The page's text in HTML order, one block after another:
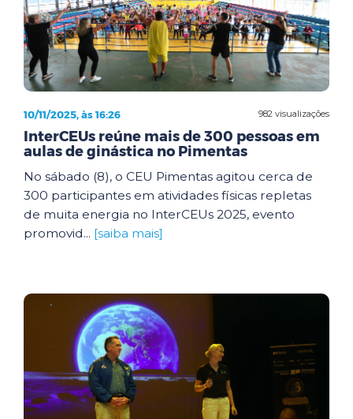
982 visualizações
10/11/2025, às 16:26
InterCEUs reúne mais de 300 pessoas em
aulas de ginástica no Pimentas
No sábado (8), o CEU Pimentas agitou cerca de
300 participantes em atividades físicas repletas
de muita energia no InterCEUs 2025, evento
promovid... [saiba mais]